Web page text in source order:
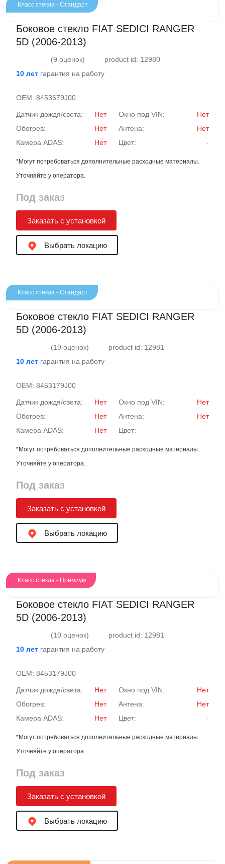
Класс стекла - Стандарт
Боковое стекло FIAT SEDICI RANGER
5D (2006-2013)
(9 оценок)
product id: 12980
10 лет гарантия на работу
OEM: 8453679J00
Датчик дождя/света: Нет Окно под VIN:
Нет
Обогрев:
Нет Антена:
Нет
Камера ADAS:
Нет Цвет: -
*Могут потребоваться дополнительные расходные материалы.
Уточняйте у оператора.
Под заказ
Заказать с установкой
Выбрать локацию
Класс стекла - Стандарт
Боковое стекло FIAT SEDICI RANGER
5D (2006-2013)
(10 оценок)
product id: 12981
10 лет гарантия на работу
OEM: 8453179J00
Датчик дождя/света: Нет Окно под VIN:
Нет
Обогрев:
Нет Антена:
Нет
Камера ADAS:
Нет Цвет: -
*Могут потребоваться дополнительные расходные материалы.
Уточняйте у оператора.
Под заказ
Заказать с установкой
Выбрать локацию
Класс стекла - Премиум
Боковое стекло FIAT SEDICI RANGER
5D (2006-2013)
(10 оценок)
product id: 12981
10 лет гарантия на работу
OEM: 8453179J00
Датчик дождя/света: Нет Окно под VIN:
Нет
Обогрев:
Нет Антена:
Нет
Камера ADAS:
Нет Цвет: -
*Могут потребоваться дополнительные расходные материалы.
Уточняйте у оператора.
Под заказ
Заказать с установкой
Выбрать локацию